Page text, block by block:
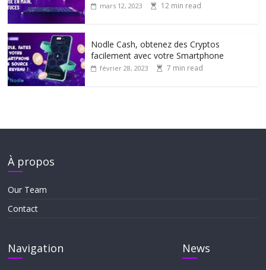
mars 12, 2023 12 min read
Nodle Cash, obtenez des Cryptos
facilement avec votre Smartphone
février 28, 2023 7 min read
À propos
Our Team
Contact
Navigation News